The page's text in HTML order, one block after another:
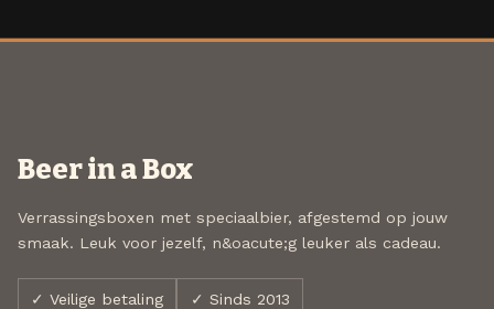
Beer in a Box
Verrassingsboxen met speciaalbier, afgestemd op jouw
smaak. Leuk voor jezelf, n&oacute;g leuker als cadeau.
✓ Veilige betaling ✓ Sinds 2013